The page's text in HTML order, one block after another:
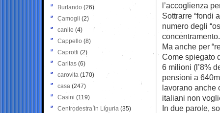
l’accoglienza
Sottrarre “fondi
numero degli
concentramento.
Ma anche per
Come spiegato
6 milioni (l’8%
pensioni a
lavorano anche
italiani non
In due parole,
Burlando (26)
Camogli (2)
canile (4)
Cappello (8)
Caprotti (2)
Caritas (6)
carovita (170)
casa (247)
Casini (119)
Centrodestra in Liguria (35)